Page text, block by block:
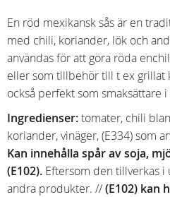
En röd mexikansk sås är en
med chili, koriander, lök och
användas för att göra röda
eller som tillbehör till t ex grillat
också perfekt som smaksättare
Ingredienser:tomater, chili
koriander, vinäger, (E334) som
Kan innehålla spår avsoja,
(E102). Eftersom den tillverkas
andra produkter. //(E102) kan